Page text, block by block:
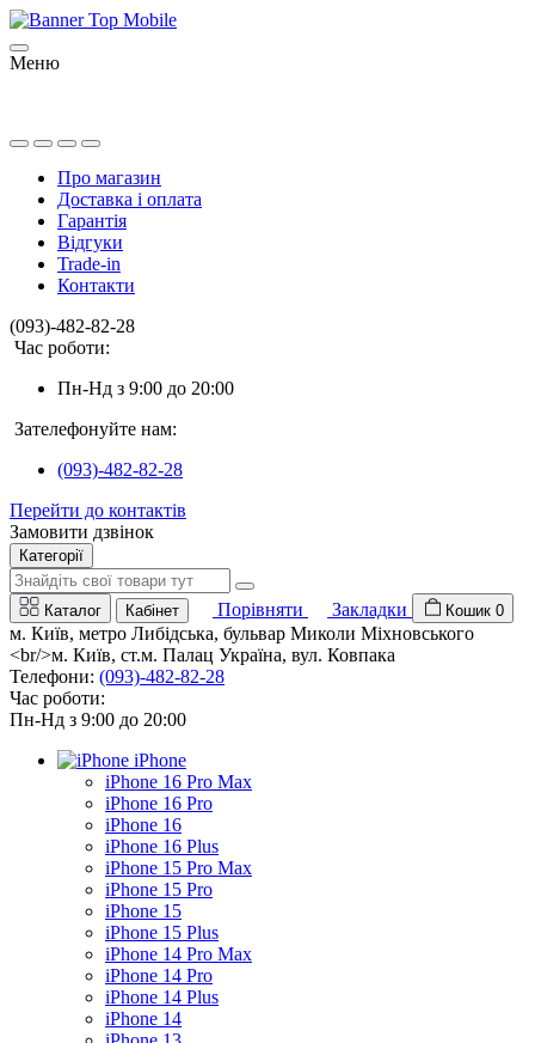
Меню
Про магазин
Доставка і оплата
Гарантія
Відгуки
Trade-in
Контакти
(093)-482-82-28
Час роботи:
Пн-Нд з 9:00 до 20:00
Зателефонуйте нам:
(093)-482-82-28
Перейти до контактів
Замовити дзвінок
Категорії
Каталог Кабінет Порівняти Закладки Кошик 0
м. Київ, метро Либідська, бульвар Миколи Міхновського
<br/>м. Київ, ст.м. Палац Україна, вул. Ковпака
Телефони: (093)-482-82-28
Час роботи:
Пн-Нд з 9:00 до 20:00
iPhone
iPhone 16 Pro Max
iPhone 16 Pro
iPhone 16
iPhone 16 Plus
iPhone 15 Pro Max
iPhone 15 Pro
iPhone 15
iPhone 15 Plus
iPhone 14 Pro Max
iPhone 14 Pro
iPhone 14 Plus
iPhone 14